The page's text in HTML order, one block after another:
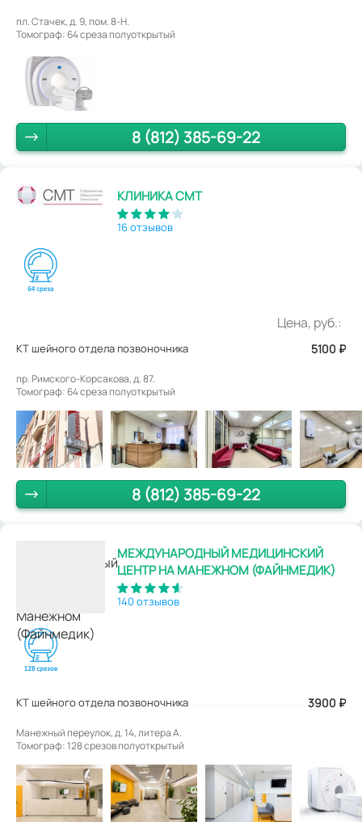
пл. Стачек, д. 9, пом. 8-Н.
Томограф: 64 среза полуоткрытый
8 (812) 385-69-22
КЛИНИКА СМТ
16 отзывов
Цена, руб.:
КТ шейного отдела позвоночника 5100 ₽
пр. Римского-Корсакова, д. 87.
Томограф: 64 среза полуоткрытый
8 (812) 385-69-22
МЕЖДУНАРОДНЫЙ МЕДИЦИНСКИЙ
ЦЕНТР НА МАНЕЖНОМ (ФАЙНМЕДИК)
140 отзывов
КТ шейного отдела позвоночника 3900 ₽
Манежный переулок, д. 14, литера А.
Томограф: 128 срезов полуоткрытый